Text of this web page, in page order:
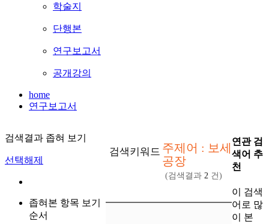
학술지
단행본
연구보고서
공개강의
home
연구보고서
검색결과 좁혀 보기
선택해제
좁혀본 항목 보기
순서
검색키워드 주제어 : 보세
공장
(검색결과 2 건)
연관 검
색어 추
천
이 검색
어로 많
이 본